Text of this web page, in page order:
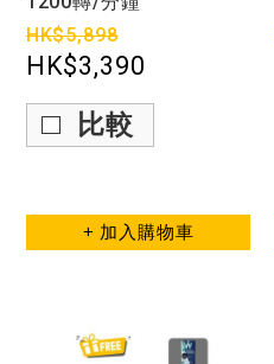
HK$5,898
HK$3,390
比較
+ 加入購物車